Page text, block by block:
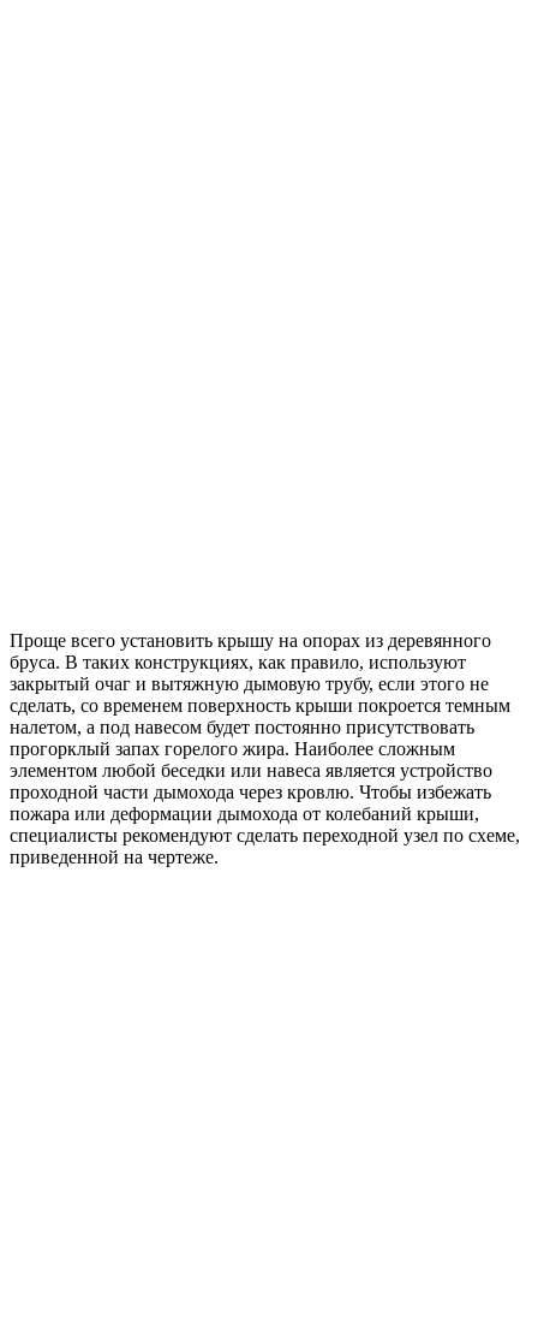
Проще всего установить крышу на опорах из деревянного
бруса. В таких конструкциях, как правило, используют
закрытый очаг и вытяжную дымовую трубу, если этого не
сделать, со временем поверхность крыши покроется темным
налетом, а под навесом будет постоянно присутствовать
прогорклый запах горелого жира. Наиболее сложным
элементом любой беседки или навеса является устройство
проходной части дымохода через кровлю. Чтобы избежать
пожара или деформации дымохода от колебаний крыши,
специалисты рекомендуют сделать переходной узел по схеме,
приведенной на чертеже.